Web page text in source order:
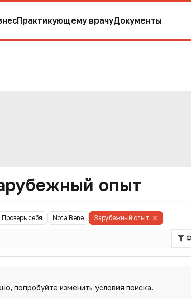
Практикующему врачуДокументы
опыт
Проверь себя Nota Bene Зарубежный опыт
попробуйте изменить условия поиска.